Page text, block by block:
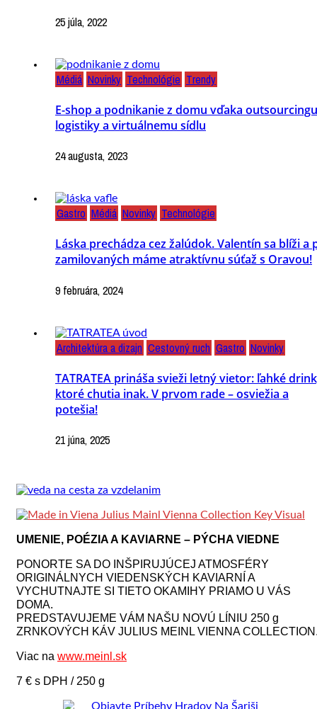
25 júla, 2022
Médiá Novinky Technológie Trendy
E-shop a podnikanie z domu vďaka outsourcingu
logistiky a virtuálnemu sídlu
24 augusta, 2023
Gastro Médiá Novinky Technológie
Láska prechádza cez žalúdok. Valentín sa blíži a
zamilovaných máme atraktívnu súťaž s Oravou!
9 februára, 2024
Architektúra a dizajn Cestovný ruch Gastro Novinky
TATRATEA prináša svieži letný vietor: ľahké
ktoré chutia inak. V prvom rade – osviežia a
potešia!
21 júna, 2025
UMENIE, POÉZIA A KAVIARNE – PÝCHA VIEDNE
PONORTE SA DO INŠPIRUJÚCEJ ATMOSFÉRY
ORIGINÁLNYCH VIEDENSKÝCH KAVIARNÍ A
VYCHUTNAJTE SI TIETO OKAMIHY PRIAMO U VÁS
DOMA.
PREDSTAVUJEME VÁM NAŠU NOVÚ LÍNIU 250 g
ZRNKOVÝCH KÁV JULIUS MEINL VIENNA
Viac na www.meinl.sk
7 € s DPH / 250 g